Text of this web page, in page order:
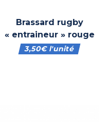
Brassard rugby
« entraineur » rouge
3,50€l'unité